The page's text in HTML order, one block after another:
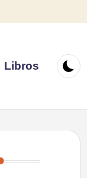
Libros